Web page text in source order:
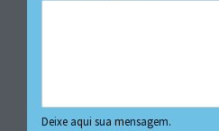
Deixe aqui sua mensagem.